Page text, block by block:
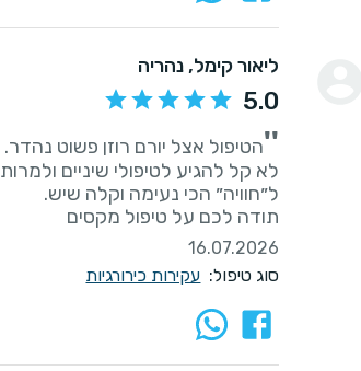
ליאור קימל, נהריה
5.0
''
לא קל להגיע לטיפולי שיניים
תודה לכם על טיפול מקסים
16.07.2026
סוג טיפול: עקירות כירורגיות